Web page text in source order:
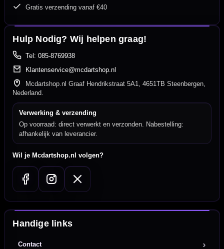
Gratis verzending vanaf €40
Hulp Nodig? Wij helpen graag!
Tel: 085-8769938
Klantenservice@mcdartshop.nl
Mcdartshop.nl Graaf Hendrikstraat 5A1, 4651TB Steenbergen,
Nederland.
Verwerking & verzending
Op voorraad: direct verwerkt en verzonden. Nabestelling:
afhankelijk van leverancier.
Wil je Mcdartshop.nl volgen?
Handige links
Contact